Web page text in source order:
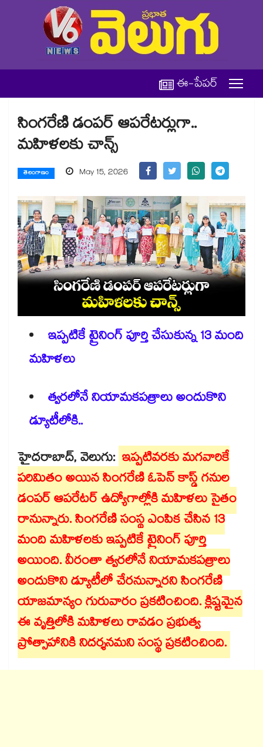
ఈ-పేపర్
సింగరేణి డంపర్‌‌‌‌‌‌‌‌ ఆపరేటర్లుగా..
మహిళలకు చాన్స్‌‌‌‌‌‌‌‌
తెలంగాణం May 15, 2026
ఇప్పటికే ట్రైనింగ్‌‌‌‌‌‌‌‌ పూర్తి చేసుకున్న 13 మంది
మహిళలు
త్వరలోనే నియామకపత్రాలు అందుకొని
డ్యూటీలోకి..
హైదరాబాద్, వెలుగు: ఇప్పటివరకు మగవారికే
పరిమితం అయిన సింగరేణి ఓపెన్‌‌‌‌‌‌‌‌ కాస్డ్‌‌‌‌‌‌‌‌ గనుల
డంపర్‌‌‌‌‌‌‌‌ ఆపరేటర్‌‌‌‌‌‌‌‌ ఉద్యోగాల్లోకి మహిళలు సైతం
రానున్నారు. సింగరేణి సంస్థ ఎంపిక చేసిన 13
మంది మహిళలకు ఇప్పటికే ట్రైనింగ్‌‌‌‌‌‌‌‌ పూర్తి
అయింది. వీరంతా త్వరలోనే నియామకపత్రాలు
అందుకొని డ్యూటీలో చేరనున్నారని సింగరేణి
యాజమాన్యం గురువారం ప్రకటించింది. క్లిష్టమైన
ఈ వృత్తిలోకి మహిళలు రావడం ప్రభుత్వ
ప్రోత్సాహానికి నిదర్శనమని సంస్థ ప్రకటించింది.